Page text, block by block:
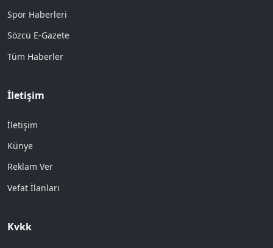
Spor Haberleri
Sözcü E-Gazete
Tüm Haberler
İletişim
İletişim
Künye
Reklam Ver
Vefat İlanları
Kvkk